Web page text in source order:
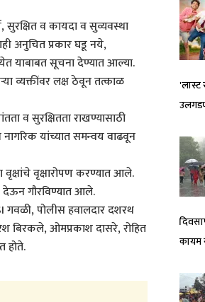
व कायदा व सुव्यवस्था
अनुचित प्रकार घडू नये,
याबाबत सूचना देण्यात आल्या.
व्यक्तींवर लक्ष ठेवून तत्काळ
व सुरक्षितता राखण्यासाठी
यांच्यात समन्वय वाढवून
वृक्षांचे वृक्षारोपण करण्यात आले.
देऊन गौरविण्यात आले.
गवळी, पोलीस हवालदार दशरथ
ओमप्रकाश दासरे, रोहित
होते.
'लास्ट
कायम